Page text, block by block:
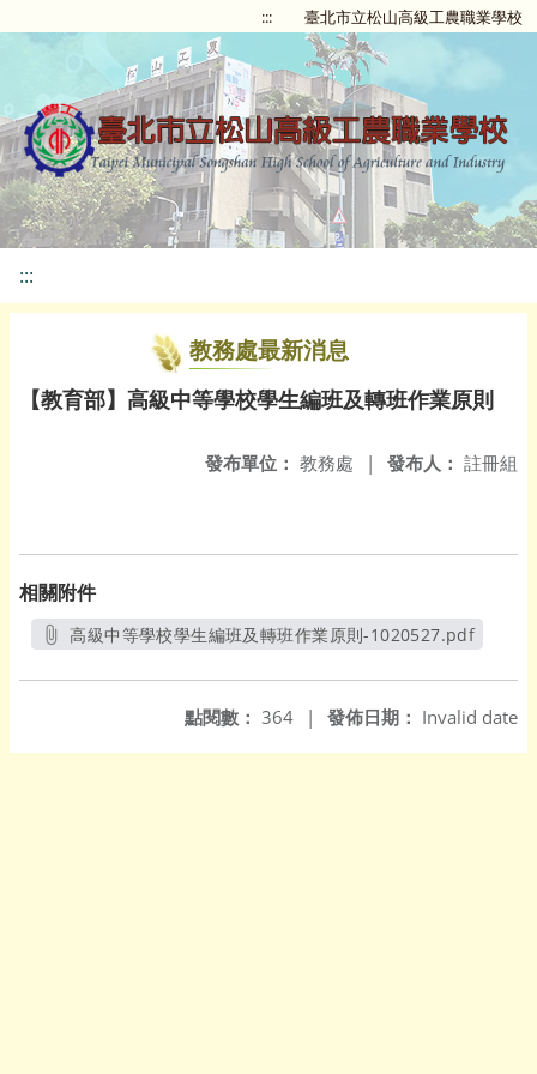
::: 臺北市立松山高級工農職業學校
:::
教務處最新消息
【教育部】高級中等學校學生編班及轉班作業原則
發布人： 註冊組
發布單位： 教務處 |
相關附件
高級中等學校學生編班及轉班作業原則-1020527.pdf
發佈日期： Invalid date
點閱數： 364 |